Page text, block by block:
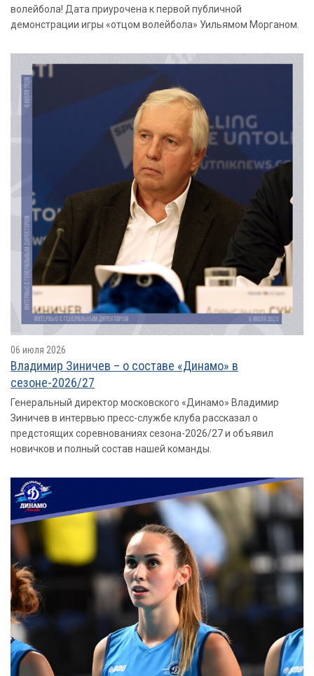
волейбола! Дата приурочена к первой публичной
демонстрации игры «отцом волейбола» Уильямом Морганом.
06 июля 2026
Владимир Зиничев – о составе «Динамо» в
сезоне-2026/27
Генеральный директор московского «Динамо» Владимир
Зиничев в интервью пресс-службе клуба рассказал о
предстоящих соревнованиях сезона-2026/27 и объявил
новичков и полный состав нашей команды.